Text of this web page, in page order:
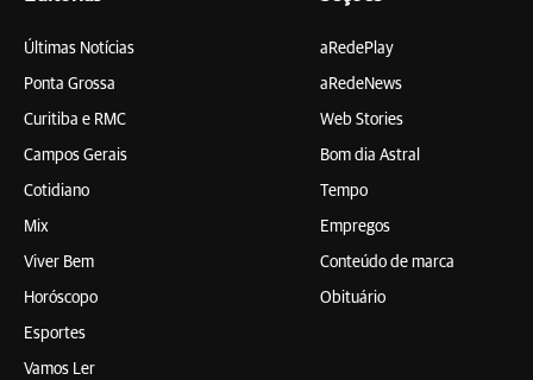
Últimas Notícias
Ponta Grossa
Curitiba e RMC
Campos Gerais
Cotidiano
Mix
Viver Bem
Horóscopo
Esportes
Vamos Ler
aRedePlay
aRedeNews
Web Stories
Bom dia Astral
Tempo
Empregos
Conteúdo de marca
Obituário